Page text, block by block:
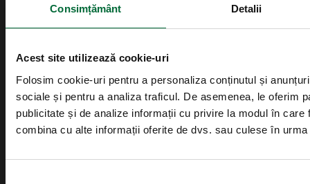
Consimțământ Detalii
Acest site utilizează cookie-uri
Folosim cookie-uri pentru a personaliza conținutul și
sociale și pentru a analiza traficul. De asemenea, le oferim
publicitate și de analize informații cu privire la modul în
combina cu alte informații oferite de dvs. sau culese în
office@wellborn.ro
Informatii utile
Testimoniale